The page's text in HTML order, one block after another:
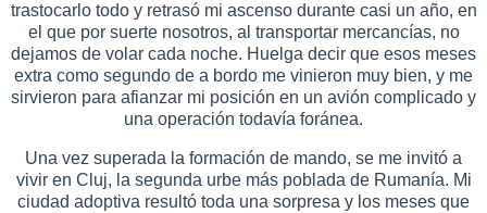
trastocarlo todo y retrasó mi ascenso durante casi un año, en
el que por suerte nosotros, al transportar mercancías, no
dejamos de volar cada noche. Huelga decir que esos meses
extra como segundo de a bordo me vinieron muy bien, y me
sirvieron para afianzar mi posición en un avión complicado y
una operación todavía foránea.
Una vez superada la formación de mando, se me invitó a
vivir en Cluj, la segunda urbe más poblada de Rumanía. Mi
ciudad adoptiva resultó toda una sorpresa y los meses que